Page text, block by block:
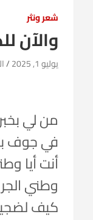
شعر ونثر
والآن
يوليو 1, 2025
من لي
في جوف
أنت أيا
وطني
كيف